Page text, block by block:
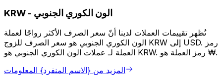
KRW - الون الكوري الجنوبي
تُظهر تقييمات العملات لدينا أنّ سعر الصرف الأكثر رواجًا لعملة
الون الكوري الجنوبي هو سعر الصرف للزوج KRW إلى USD. رمز
العملة لـ عملات الون الكوري الجنوبي هو KRW. رمز العملة هو ₩.
المزيد من {الاسم المنفرد} المعلومات